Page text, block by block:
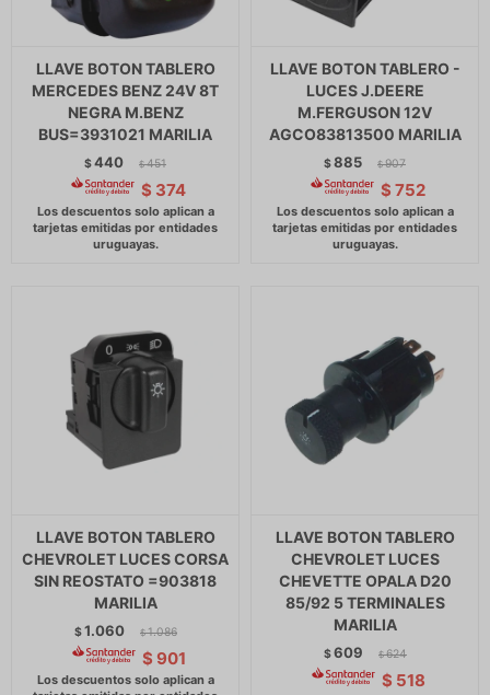
LLAVE BOTON TABLERO
MERCEDES BENZ 24V 8T
NEGRA M.BENZ
BUS=3931021 MARILIA
$440 $ 451
$ 374
LLAVE BOTON TABLERO -
LUCES J.DEERE
M.FERGUSON 12V
AGCO83813500 MARILIA
$885 $ 907
$ 752
LLAVE BOTON TABLERO
CHEVROLET LUCES CORSA
SIN REOSTATO =903818
MARILIA
$1.060 $ 1.086
$ 901
LLAVE BOTON TABLERO
CHEVROLET LUCES
CHEVETTE OPALA D20
85/92 5 TERMINALES
MARILIA
$609 $ 624
$ 518